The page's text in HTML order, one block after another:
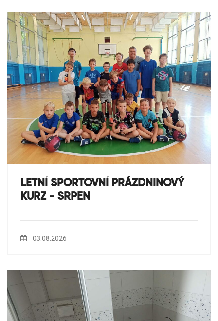
LETNÍ SPORTOVNÍ PRÁZDNINOVÝ
KURZ - SRPEN
03.08.2026